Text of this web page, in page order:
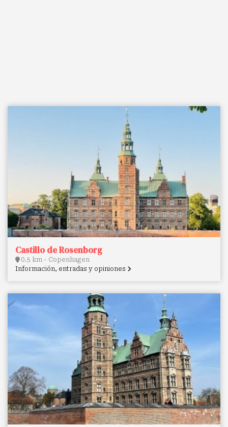
Castillo de Rosenborg
0.5 km - Copenhagen
Información, entradas y opiniones